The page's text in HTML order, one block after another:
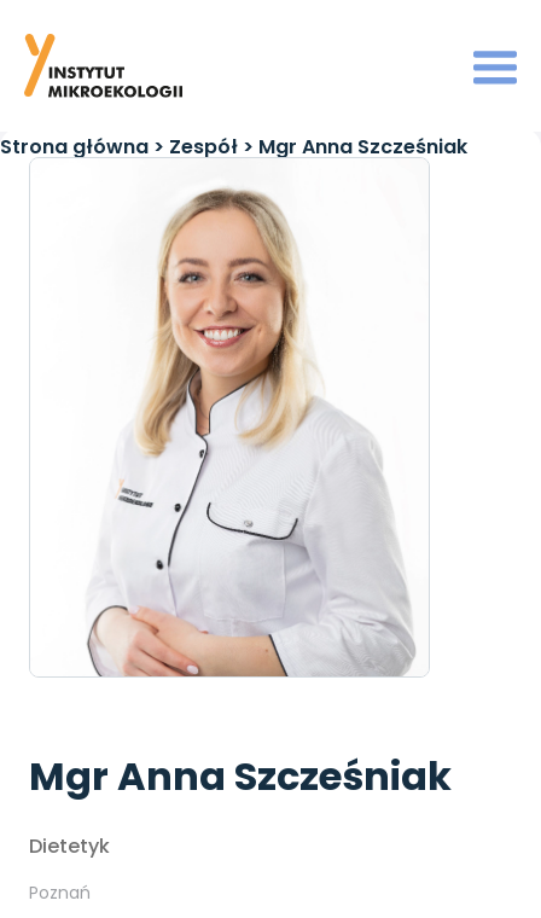
Strona główna > Zespół > Mgr Anna Szcześniak
Mgr Anna Szcześniak
Dietetyk
Poznań